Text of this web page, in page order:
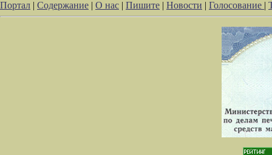
Портал | Содержание | О нас | Пишите | Новости | Голосование |